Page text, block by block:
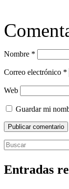
Nombre *
Correo electrónico *
Web
Guardar mi
Entradas